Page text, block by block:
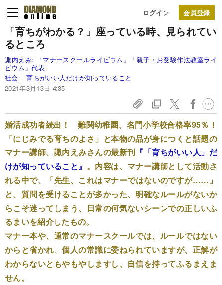
ログイン
「育ちがわかる？」 座っている時、見られてい
るところ
諏内えみ:
「マナースクールライビウム」「親子・お受験作法教室ライ
ビウム」代表
社会
育ちがいい人だけが知っていること
2021年3月13日 4:35
婚活成功者続出！ 難関幼稚園、名門小学校合格率95％！
「にじみでる育ちのよさ」と本物の品が身につくと話題の
マナー講師、諏内えみさんの最新刊 『「育ちがいい人」だ
けが知っていること』 。内容は、マナー講師として活動さ
れる中で、「先生、これはマナーではないのですが……」
と、質問を受けることが多かった、明確なルールがないか
らこそ迷ってしまう、日常の何気ないシーンでの正しいふ
るまいを紹介したもの。
マナー本や、通常のマナースクールでは、ルールではない
からと省かれ、個人の常識に委ねられていますが、正解が
わからないともやもやしますし、自信を持ってふるまえま
せん。